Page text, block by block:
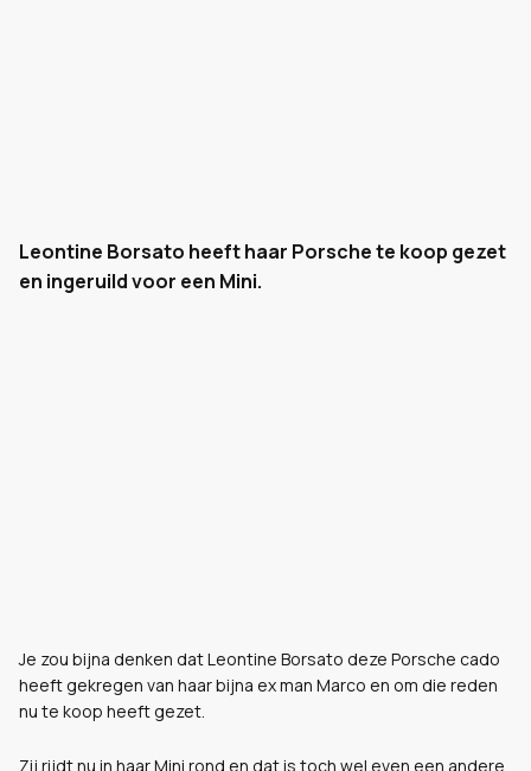
Leontine Borsato heeft haar Porsche te koop gezet
en ingeruild voor een Mini.
Je zou bijna denken dat Leontine Borsato deze Porsche cado
heeft gekregen van haar bijna ex man Marco en om die reden
nu te koop heeft gezet.
Zij rijdt nu in haar Mini rond en dat is toch wel even een andere